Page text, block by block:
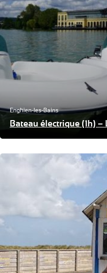
Enghien-les-Bains
Bateau électrique (1h) –